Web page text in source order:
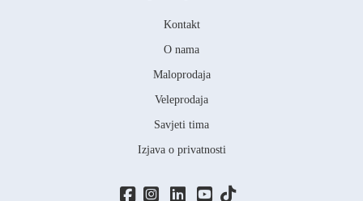
Kontakt
O nama
Maloprodaja
Veleprodaja
Savjeti tima
Izjava o privatnosti